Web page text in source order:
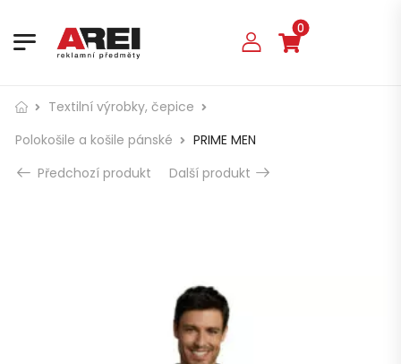
0
Textilní výrobky, čepice
Polokošile a košile pánské
PRIME MEN
Předchozí produkt
Další produkt